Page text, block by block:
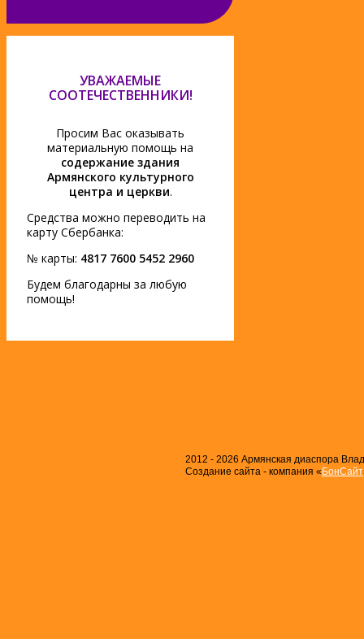
УВАЖАЕМЫЕ
СООТЕЧЕСТВЕННИКИ!
Просим Вас оказывать
материальную помощь на
содержание здания
Армянского культурного
центра и церкви.
Средства можно переводить на
карту Сбербанка:
№ карты: 4817 7600 5452 2960
Будем благодарны за любую
помощь!
2012 - 2026 Армянская диаспора
Создание сайта - компания «БонСайт